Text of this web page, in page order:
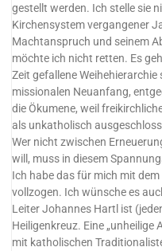
gestellt werden. Ich stelle sie
Kirchensystem vergangener
Machtanspruch und seinem
möchte ich nicht retten. Es
Zeit gefallene
missionalen Neuanfang,
die Ökumene, weil
als unkatholisch
Wer nicht zwischen
will, muss in diesem
Ich habe das für mich mit dem
vollzogen. Ich wünsche es
Leiter Johannes Hartl ist
Heiligenkreuz. Eine „unheilige
mit katholischen